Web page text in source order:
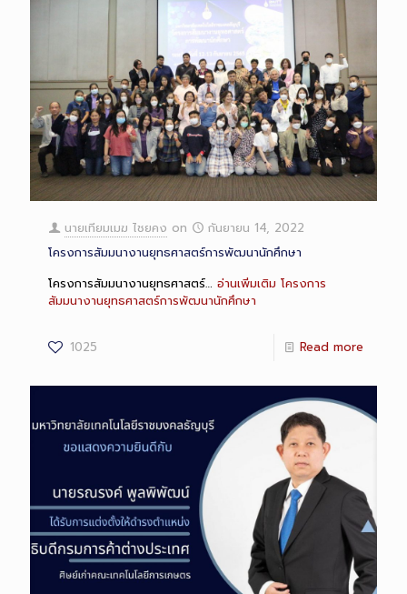
นายเทียมเมฆ ไชยคง on
กันยายน 14, 2022
โครงการสัมมนางานยุทธศาสตร์การพัฒนานักศึกษา
โครงการสัมมนางานยุทธศาสตร์… อ่านเพิ่มเติม โครงการ
สัมมนางานยุทธศาสตร์การพัฒนานักศึกษา
1025 Read more